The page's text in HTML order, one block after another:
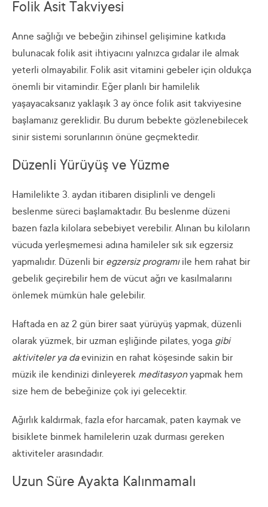
Folik Asit Takviyesi
Anne sağlığı ve bebeğin zihinsel gelişimine katkıda
bulunacak folik asit ihtiyacını yalnızca gıdalar ile almak
yeterli olmayabilir. Folik asit vitamini gebeler için oldukça
önemli bir vitamindir. Eğer planlı bir hamilelik
yaşayacaksanız yaklaşık 3 ay önce folik asit takviyesine
başlamanız gereklidir. Bu durum bebekte gözlenebilecek
sinir sistemi sorunlarının önüne geçmektedir.
Düzenli Yürüyüş ve Yüzme
Hamilelikte 3. aydan itibaren disiplinli ve dengeli
beslenme süreci başlamaktadır. Bu beslenme düzeni
bazen fazla kilolara sebebiyet verebilir. Alınan bu kiloların
vücuda yerleşmemesi adına hamileler sık sık egzersiz
yapmalıdır. Düzenli bir egzersiz programıile hem rahat bir
gebelik geçirebilir hem de vücut ağrı ve kasılmalarını
önlemek mümkün hale gelebilir.
Haftada en az 2 gün birer saat yürüyüş yapmak, düzenli
olarak yüzmek, bir uzman eşliğinde pilates, yoga gibi
aktiviteler ya daevinizin en rahat köşesinde sakin bir
müzik ile kendinizi dinleyerek meditasyonyapmak hem
size hem de bebeğinize çok iyi gelecektir.
Ağırlık kaldırmak, fazla efor harcamak, paten kaymak ve
bisiklete binmek hamilelerin uzak durması gereken
aktiviteler arasındadır.
Uzun Süre Ayakta Kalınmamalı